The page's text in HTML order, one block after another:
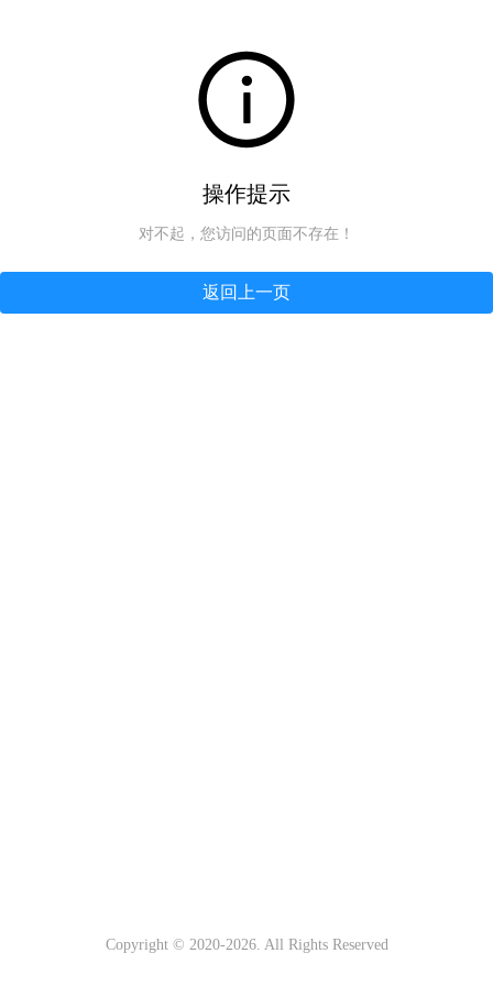
操作提示
对不起，您访问的页面不存在！
返回上一页
Copyright © 2020-2026. All Rights Reserved